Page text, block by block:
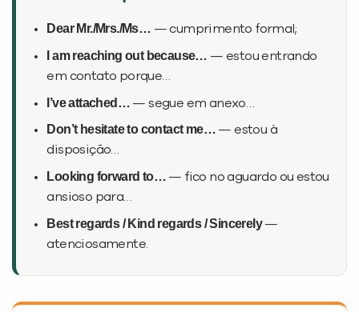
Dear Mr./Mrs./Ms… — cumprimento formal;
I am reaching out because… — estou entrando
em contato porque…
I’ve attached… — segue em anexo…
Don’t hesitate to contact me… — estou à
disposição…
Looking forward to… — fico no aguardo ou estou
ansioso para…
Best regards / Kind regards / Sincerely—
atenciosamente.
Preencha com seus dados abaixo e
já vamos te colocar em contato
com a: